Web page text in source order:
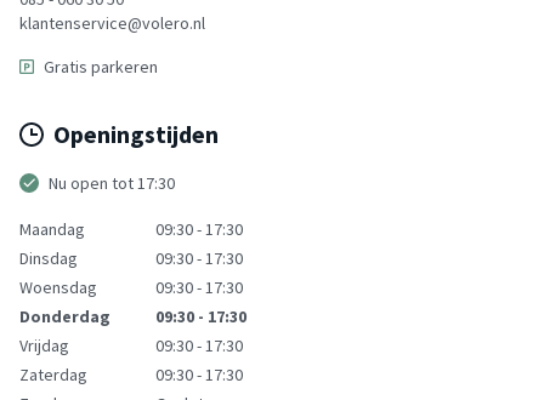
klantenservice@volero.nl
Gratis parkeren
Openingstijden
Nu open tot17:30
Maandag
09:30 - 17:30
Dinsdag
09:30 - 17:30
Woensdag
09:30 - 17:30
Donderdag
09:30 - 17:30
Vrijdag
09:30 - 17:30
Zaterdag
09:30 - 17:30